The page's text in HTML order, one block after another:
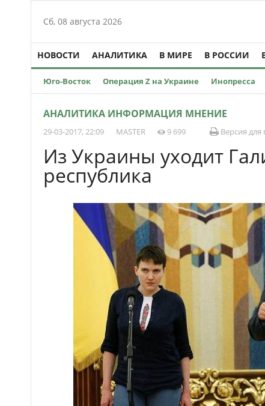
Сб, 08 августа 2026
НОВОСТИ АНАЛИТИКА В МИРЕ В РОССИИ
Юго-Восток Операция Z на Украине Инопресса
АНАЛИТИКА ИНФОРМАЦИЯ МНЕНИЕ
29-03-2017, 22:09 MASTER 9 699 Версия для
Из Украины уходит
республика